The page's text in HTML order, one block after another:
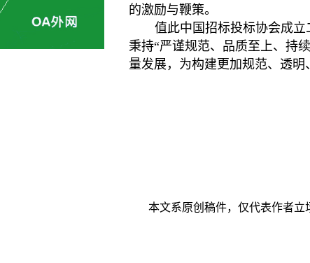
的激励与鞭策。
值此中国招标投标协会成
秉持“严谨规范、品质至上、持
量发展，为构建更加规范、透明
本文系原创稿件，仅代表作者立